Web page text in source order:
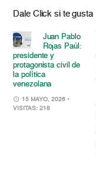
Dale Click si te gusta
Juan Pablo
Rojas Paúl:
presidente y
protagonista civil de
la política
venezolana
15 MAYO, 2026 •
VISITAS: 218